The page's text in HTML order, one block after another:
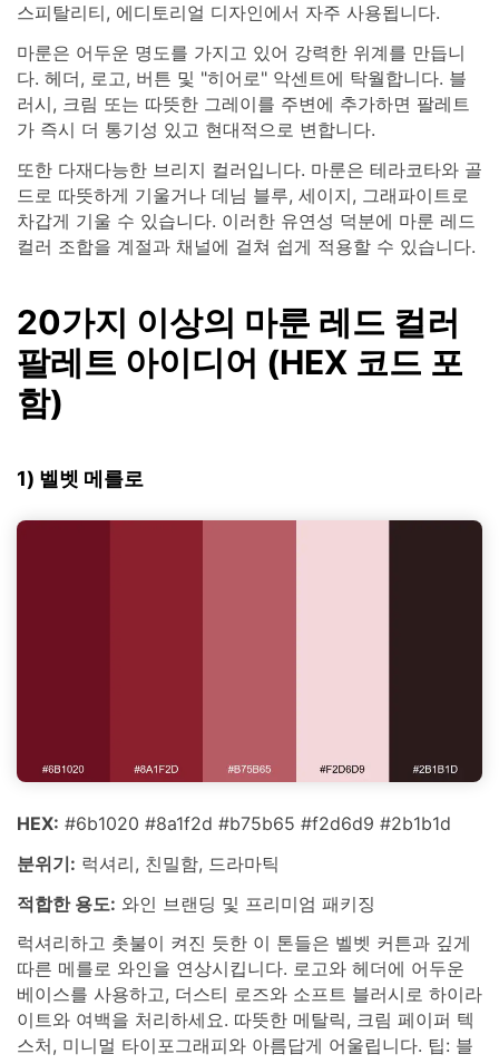
스피탈리티, 에디토리얼 디자인에서 자주 사용됩니다.
마룬은 어두운 명도를 가지고 있어 강력한 위계를 만듭니
다. 헤더, 로고, 버튼 및 "히어로" 악센트에 탁월합니다. 블
러시, 크림 또는 따뜻한 그레이를 주변에 추가하면 팔레트
가 즉시 더 통기성 있고 현대적으로 변합니다.
또한 다재다능한 브리지 컬러입니다. 마룬은 테라코타와 골
드로 따뜻하게 기울거나 데님 블루, 세이지, 그래파이트로
차갑게 기울 수 있습니다. 이러한 유연성 덕분에 마룬 레드
컬러 조합을 계절과 채널에 걸쳐 쉽게 적용할 수 있습니다.
20가지 이상의 마룬 레드 컬러
팔레트 아이디어 (HEX 코드 포
함)
1) 벨벳 메를로
HEX: #6b1020 #8a1f2d #b75b65 #f2d6d9 #2b1b1d
분위기: 럭셔리, 친밀함, 드라마틱
적합한 용도: 와인 브랜딩 및 프리미엄 패키징
럭셔리하고 촛불이 켜진 듯한 이 톤들은 벨벳 커튼과 깊게
따른 메를로 와인을 연상시킵니다. 로고와 헤더에 어두운
베이스를 사용하고, 더스티 로즈와 소프트 블러시로 하이라
이트와 여백을 처리하세요. 따뜻한 메탈릭, 크림 페이퍼 텍
스처, 미니멀 타이포그래피와 아름답게 어울립니다. 팁: 블